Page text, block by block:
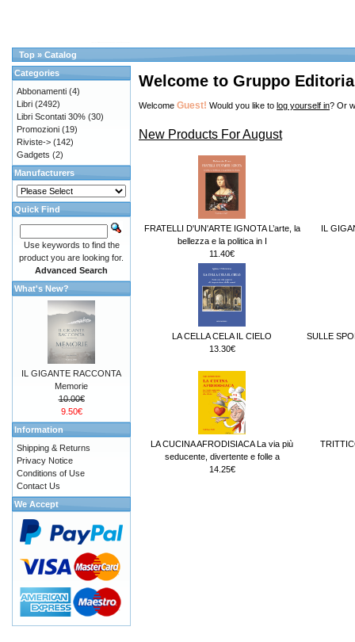
Top » Catalog
Welcome to Gruppo
Welcome Guest! Would you like to log yourself in? Or
New Products For August
FRATELLI D'UN'ARTE IGNOTA L’arte, la
bellezza e la politica in I
11.40€
IL
LA CELLA CELA IL CIELO
13.30€
SULLE
LA CUCINA AFRODISIACA La via più
seducente, divertente e folle a
14.25€
Categories
Abbonamenti (4)
Libri (2492)
Libri Scontati 30% (30)
Promozioni (19)
Riviste-> (142)
Gadgets (2)
Manufacturers
Quick Find
Use keywords to find the
product you are looking for.
Advanced Search
What's New?
IL GIGANTE RACCONTA
Memorie
10.00€
9.50€
Information
Shipping & Returns
Privacy Notice
Conditions of Use
Contact Us
We Accept